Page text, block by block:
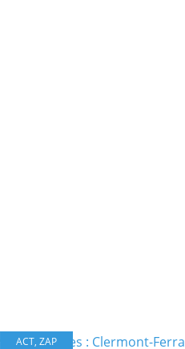
ACT, ZAP